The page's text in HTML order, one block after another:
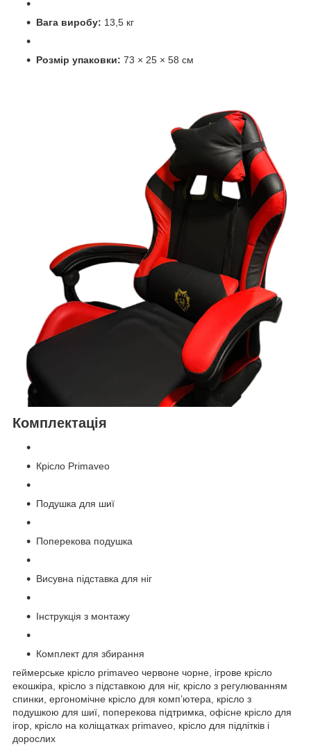
Вага виробу: 13,5 кг
Розмір упаковки: 73 × 25 × 58 см
Комплектація
Крісло Primaveo
Подушка для шиї
Поперекова подушка
Висувна підставка для ніг
Інструкція з монтажу
Комплект для збирання
геймерське крісло primaveo червоне чорне, ігрове крісло
екошкіра, крісло з підставкою для ніг, крісло з регулюванням
спинки, ергономічне крісло для комп’ютера, крісло з
подушкою для шиї, поперекова підтримка, офісне крісло для
ігор, крісло на коліщатках primaveo, крісло для підлітків і
дорослих